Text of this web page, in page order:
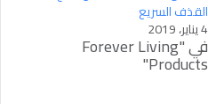
القذف السريع
4 يناير، 2019
في "Forever Living
Products"